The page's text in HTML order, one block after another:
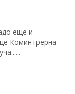
еще и
Коминтрерна